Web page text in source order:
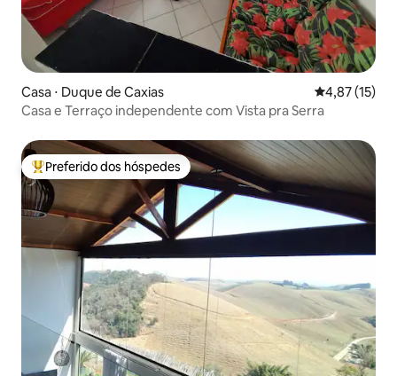
Casa ⋅ Duque de Caxias 4,87 de uma
4,87 (15)
Casa e Terraço independente com Vista pra Serra
Entre os melhores preferidos dos hóspedes
Preferido dos hóspedes